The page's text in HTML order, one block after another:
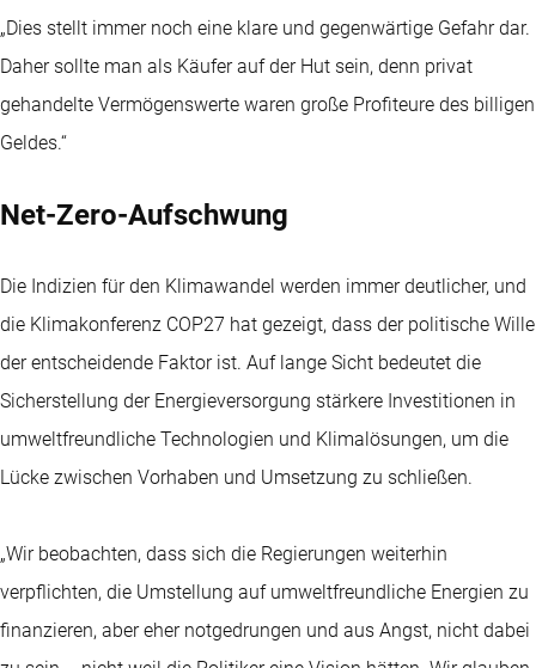
„Dies stellt immer noch eine klare und gegenwärtige Gefahr dar.
Daher sollte man als Käufer auf der Hut sein, denn privat
gehandelte Vermögenswerte waren große Profiteure des billigen
Geldes.“
Net-Zero-Aufschwung
Die Indizien für den Klimawandel werden immer deutlicher, und
die Klimakonferenz COP27 hat gezeigt, dass der politische Wille
der entscheidende Faktor ist. Auf lange Sicht bedeutet die
Sicherstellung der Energieversorgung stärkere Investitionen in
umweltfreundliche Technologien und Klimalösungen, um die
Lücke zwischen Vorhaben und Umsetzung zu schließen.
„Wir beobachten, dass sich die Regierungen weiterhin
verpflichten, die Umstellung auf umweltfreundliche Energien zu
finanzieren, aber eher notgedrungen und aus Angst, nicht dabei